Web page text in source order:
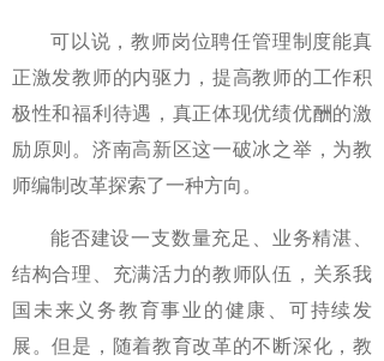
可以说，教师岗位聘任管理制度能真
正激发教师的内驱力，提高教师的工作积
极性和福利待遇，真正体现优绩优酬的激
励原则。济南高新区这一破冰之举，为教
师编制改革探索了一种方向。
能否建设一支数量充足、业务精湛、
结构合理、充满活力的教师队伍，关系我
国未来义务教育事业的健康、可持续发
展。但是，随着教育改革的不断深化，教